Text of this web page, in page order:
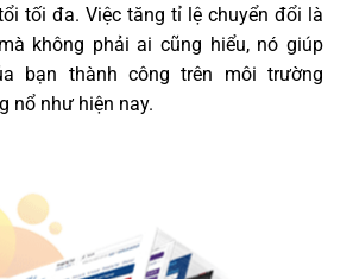
tối đa. Việc tăng tỉ lệ chuyển đổi là
không phải ai cũng hiểu, nó giúp
bạn thành công trên môi trường
nổ như hiện nay.